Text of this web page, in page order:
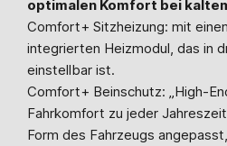
optimalen Komfort bei
Comfort+ Sitzheizung: mit
integrierten Heizmodul, das in
einstellbar ist.
Comfort+ Beinschutz: „High-
Fahrkomfort zu jeder
Form des Fahrzeugs